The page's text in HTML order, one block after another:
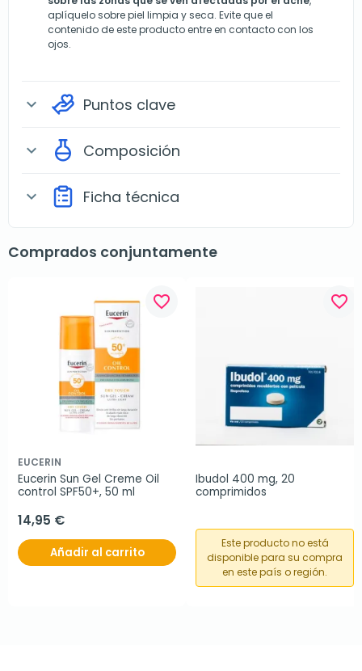
aplíquelo sobre piel limpia y seca. Evite que el
contenido de este producto entre en contacto con los
ojos.
expand_more Puntos clave
expand_more Composición
expand_more Ficha técnica
Comprados conjuntamente
favorite_border
EUCERIN
Eucerin Sun Gel Creme Oil
control SPF50+, 50 ml
14,95 €
Añadir al carrito
favorite_border
Ibudol 400 mg, 20
comprimidos
Este producto no está
disponible para su compra
en este país o región.